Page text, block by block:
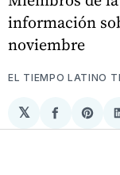
información
noviembre
EL TIEMPO LATINO
𝕏
en
on